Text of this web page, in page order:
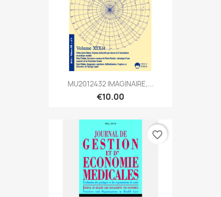
MU2012432 IMAGINAIRE,...
€10.00
favorite_border